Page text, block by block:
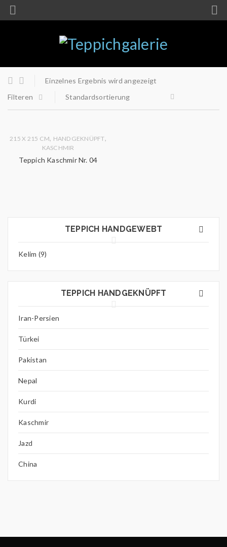
TEPPICH HANDGEWEBT
Kelim (9)
TEPPICH HANDGEKNÜPFT
Iran-Persien
Türkei
Pakistan
Nepal
Kurdi
Kaschmir
Jazd
China
Einzelnes Ergebnis wird angezeigt
Filteren
Standardsortierung
215 X 215 CM, HANDGEKNÜPFT,
KASCHMIR
Teppich Kaschmir Nr. 04